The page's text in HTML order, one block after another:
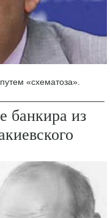
«схематоза».
банкира из